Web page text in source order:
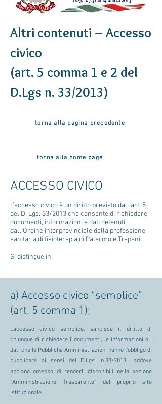
Altri contenuti – Accesso
civico
(art. 5 comma 1 e 2 del
D.Lgs n. 33/2013)
torna alla pagina precedente
torna alla home page
ACCESSO CIVICO
L’accesso civico è un diritto previsto dall’art. 5
del D. Lgs. 33/2013 che consente di richiedere
documenti, informazioni e dati detenuti
dall’Ordine interprovinciale della professione
sanitaria di fisioterapia di Palermo e Trapani.
Si distingue in:
a) Accesso civico “semplice”
(art. 5 comma 1);
L’accesso civico semplice, sancisce il diritto di
chiunque di richiedere i documenti, le informazioni o i
dati che le Pubbliche Amministrazioni hanno l’obbligo di
pubblicare ai sensi del D.Lgs. n.33/2013, laddove
abbiano omesso di renderli disponibili nella sezione
“Amministrazione Trasparente” del proprio sito
istituzionale.